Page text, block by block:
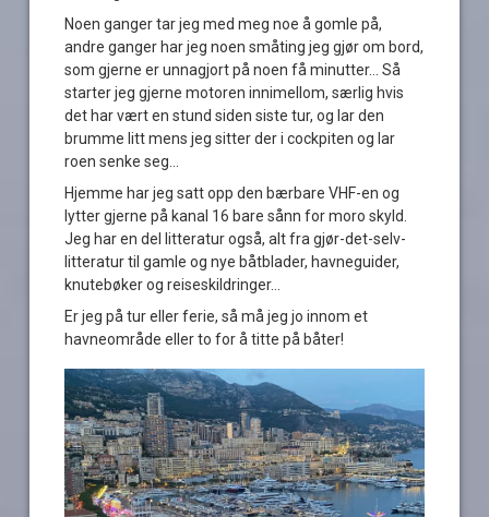
Noen ganger tar jeg med meg noe å gomle på,
andre ganger har jeg noen småting jeg gjør om bord,
som gjerne er unnagjort på noen få minutter… Så
starter jeg gjerne motoren innimellom, særlig hvis
det har vært en stund siden siste tur, og lar den
brumme litt mens jeg sitter der i cockpiten og lar
roen senke seg…
Hjemme har jeg satt opp den bærbare VHF-en og
lytter gjerne på kanal 16 bare sånn for moro skyld.
Jeg har en del litteratur også, alt fra gjør-det-selv-
litteratur til gamle og nye båtblader, havneguider,
knutebøker og reiseskildringer…
Er jeg på tur eller ferie, så må jeg jo innom et
havneområde eller to for å titte på båter!